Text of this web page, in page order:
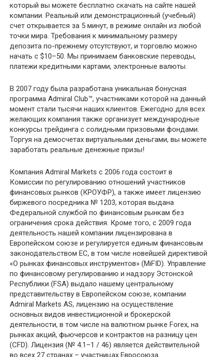
который вы можете бесплатно скачать на сайте нашей
компании. Реальный или демонстрационный (учебный)
счет открывается за 5 минут, в режиме онлайн из любой
точки мира. Требования к минимальному размеру
депозита по-прежнему отсутствуют, и торговлю можно
начать с $10–50. Мы принимаем банковские переводы,
платежи кредитными картами, электронные валюты.
В 2007 году была разработана уникальная бонусная
программа Admiral Club™, участниками которой на данный
момент стали тысячи наших клиентов. Ежегодно для всех
желающих компания также организует международные
конкурсы трейдинга с солидными призовыми фондами.
Торгуя на демосчетах виртуальными деньгами, вы можете
заработать реальные денежные призы!
Компания Admiral Markets с 2006 года состоит в
Комиссии по регулированию отношений участников
финансовых рынков (КРОУФР), а также имеет лицензию
биржевого посредника № 1203, которая выдана
Федеральной службой по финансовым рынкам без
ограничения срока действия. Кроме того, с 2009 года
деятельность нашей компании лицензирована в
Европейском союзе и регулируется единым финансовым
законодательством ЕС, в том числе новейшей директивой
«O рынках финансовых инструментов» (MiFID). Управление
по финансовому регулированию и надзору Эстонской
Республики (FSA) выдало нашему центральному
представительству в Европейском союзе, компании
Admiral Markets AS, лицензию на осуществление
основных видов инвестиционной и брокерской
деятельности, в том числе на валютном рынке Forex, на
рынках акций, фьючерсов и контрактов на разницу цен
(CFD). Лицензия (№ 4.1–1 / 46) является действительной
во всех 27 странах – участницах Евросоюза.